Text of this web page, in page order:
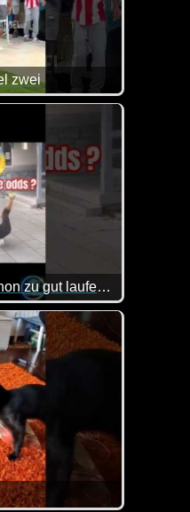
zwei
veräppeln schon richtig
Momente, die fast schon zu gut laufen, dass sie real sein könnten